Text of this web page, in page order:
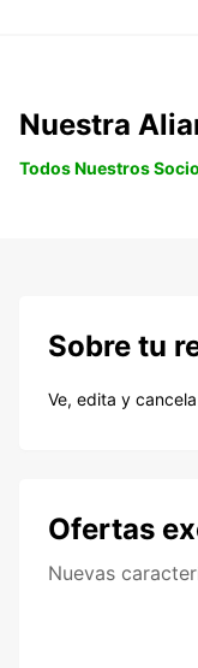
Nuestra
Todos Nuestros
Sobre tu
Ve, edita y cancela
Ofertas
Nuevas